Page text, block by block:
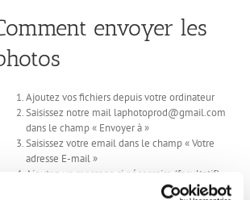
envoyer les
Ajoutez vos fichiers depuis votre ordinateur
Saisissez notre mail laphotoprod@gmail.com
dans le champ « Envoyer à »
Saisissez votre email dans le champ « Votre
adresse E-mail »
Ajoutez un message si nécessaire (facultatif)